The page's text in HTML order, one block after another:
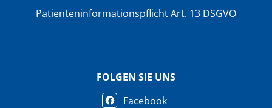
Patienteninformationspflicht Art. 13 DSGVO
FOLGEN SIE UNS
Facebook